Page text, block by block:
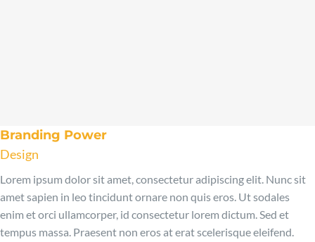
Branding Power
Design
Lorem ipsum dolor sit amet, consectetur adipiscing elit. Nunc sit
amet sapien in leo tincidunt ornare non quis eros. Ut sodales
enim et orci ullamcorper, id consectetur lorem dictum. Sed et
tempus massa. Praesent non eros at erat scelerisque eleifend.